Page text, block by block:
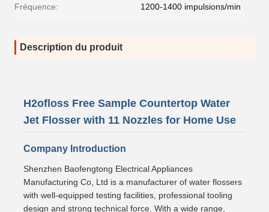
Fréquence: 1200-1400 impulsions/min
Description du produit
H2ofloss Free Sample Countertop Water
Jet Flosser with 11 Nozzles for Home Use
Company Introduction
Shenzhen Baofengtong Electrical Appliances
Manufacturing Co, Ltd is a manufacturer of water flossers
with well-equipped testing facilities, professional tooling
design and strong technical force. With a wide range,